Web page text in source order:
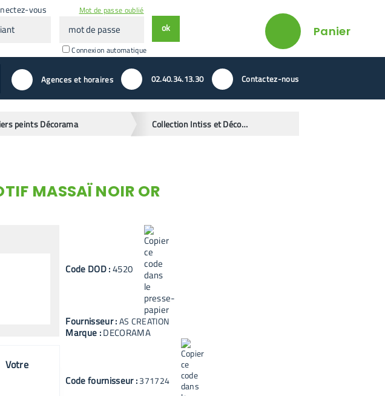
vous
passeConnexion automatique
Mot de passe oublié
ok Panier
Agences et horaires 02.40.34.13.30 Contactez-nous
peints Décorama
Collection Intiss et Déco 2024
MASSAÏ NOIR OR
Votre
Code DOD:4520
Fournisseur :AS CREATION
Marque :DECORAMA
Code fournisseur :371724